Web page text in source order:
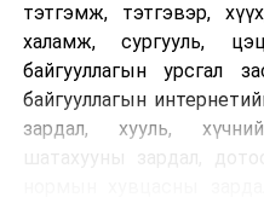
тэтгэмж, тэтгэвэр,
халамж, сургууль,
байгууллагын урсгал
байгууллагын
зардал, хууль,